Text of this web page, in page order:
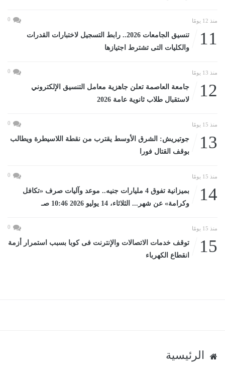
منذ 12 يومًا 0
11
تنسيق الجامعات 2026.. رابط التسجيل لاختبارات القدرات
والكليات التى تشترط اجتيازها
منذ 13 يومًا 0
12
جامعة العاصمة تعلن جاهزية معامل التنسيق الإلكتروني
لاستقبال طلاب ثانوية عامة 2026
منذ 15 يومًا 0
13
جوتيريش: الشرق الأوسط يقترب من نقطة اللاسيطرة ويطالب
بوقف القتال فورا
منذ 15 يومًا 0
14
بميزانية تفوق 4 مليارات جنيه.. موعد وآليات صرف «تكافل
وكرامة» عن شهر... الثلاثاء، 14 يوليو 2026 10:46 صـ
منذ 15 يومًا 0
15
توقف خدمات الاتصالات والإنترنت فى كوبا بسبب استمرار أزمة
انقطاع الكهرباء
الرئيسية